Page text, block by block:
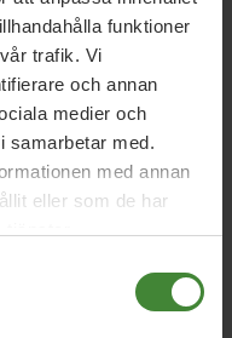
funktioner
trafik. Vi
och annan
medier och
samarbetar med.
med annan
eller som de har
Helena Nordström-
Ellström
Linda
Engström